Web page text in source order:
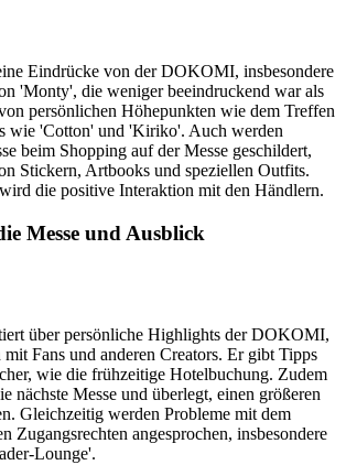
Eindrücke von der DOKOMI, insbesondere
'Monty', die weniger beeindruckend war als
persönlichen Höhepunkten wie dem Treffen
wie 'Cotton' und 'Kiriko'. Auch werden
beim Shopping auf der Messe geschildert,
Stickern, Artbooks und speziellen Outfits.
die positive Interaktion mit den Händlern.
Messe und Ausblick
über persönliche Highlights der DOKOMI,
mit Fans und anderen Creators. Er gibt Tipps
wie die frühzeitige Hotelbuchung. Zudem
nächste Messe und überlegt, einen größeren
Gleichzeitig werden Probleme mit dem
Zugangsrechten angesprochen, insbesondere
Lounge'.